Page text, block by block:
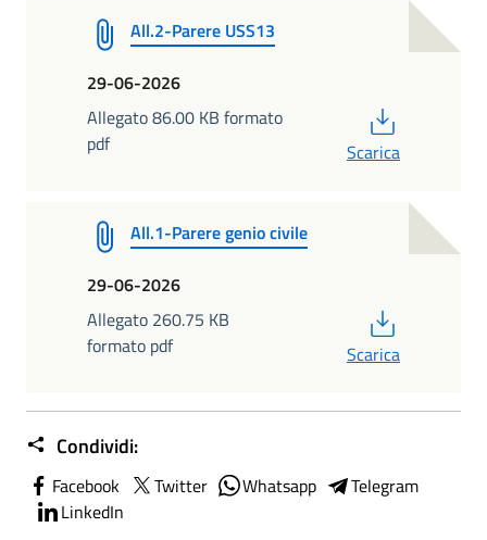
All.2-Parere USS13
29-06-2026
Allegato 86.00 KB formato
pdf
Scarica
All.1-Parere genio civile
29-06-2026
Allegato 260.75 KB
formato pdf
Scarica
Condividi:
Facebook Twitter Whatsapp
Telegram
LinkedIn